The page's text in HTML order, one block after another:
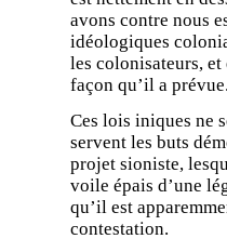
avons contre nous
idéologiques
les colonisateurs,
façon qu’il a prévue.
Ces lois iniques ne
servent les buts
projet sioniste,
voile épais d’une
qu’il est
contestation.